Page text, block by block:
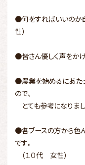
●何をすればいいのか
性）
●皆さん優しく声をか
●農業を始めるにあた
ので、
とても参考になりま
●各ブースの方から色
です。
（１０代 女性）